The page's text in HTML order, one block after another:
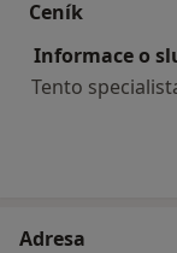
Ceník
Informace o
Tento
Adresa